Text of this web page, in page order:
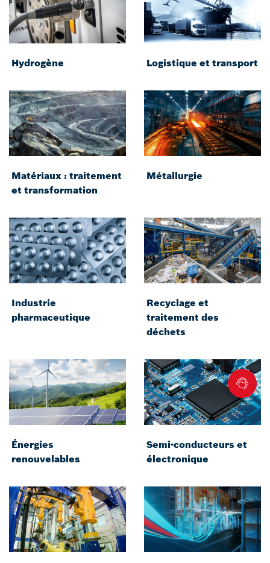
Hydrogène Logistique et transport
Matériaux : traitement
et transformation
Métallurgie
Industrie
pharmaceutique
Recyclage et
traitement des
déchets
Énergies
renouvelables
Semi-conducteurs et
électronique